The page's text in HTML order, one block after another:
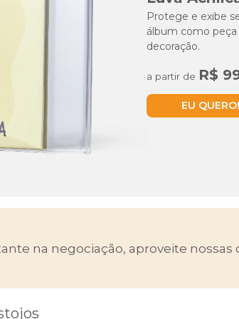
Protege e exibe
álbum como peça
decoração.
a partir de R$
EU QUERO!
na negociação, aproveite nossas